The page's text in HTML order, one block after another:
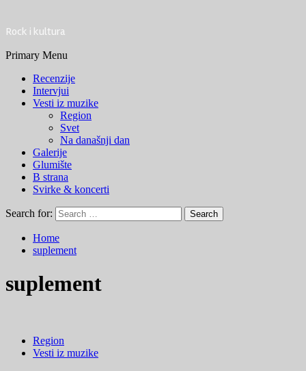
Rock i kultura
Primary Menu
Recenzije
Intervjui
Vesti iz muzike
Region
Svet
Na današnji dan
Galerije
Glumište
B strana
Svirke & koncerti
Search for:
Home
suplement
suplement
Region
Vesti iz muzike